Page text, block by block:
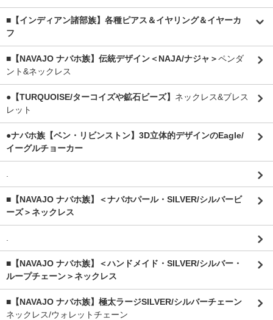
■【インディアン諸部族】各種ピアス＆イヤリング＆イヤーカ
フ
■【NAVAJO ナバホ族】伝統デザイン＜NAJA/ナジャ＞ペンダ
ント&ネックレス
●【TURQUOISE/ターコイズや鉱石ビーズ】 ネックレス&ブレス
レット
●ナバホ族【ベン・リビンストン】3D立体的デザインのEagle/
イーグルチョーカー
■【NAVAJO ナバホ族】＜ナバホパール・SILVER/シルバービ
ーズ＞ネックレス
■【NAVAJO ナバホ族】＜ハンドメイド・SILVER/シルバー・
ループチェーン＞ネックレス
■【NAVAJO ナバホ族】極太ラージSILVER/シルバーチェーン
ネックレス/ウォレットチェーン